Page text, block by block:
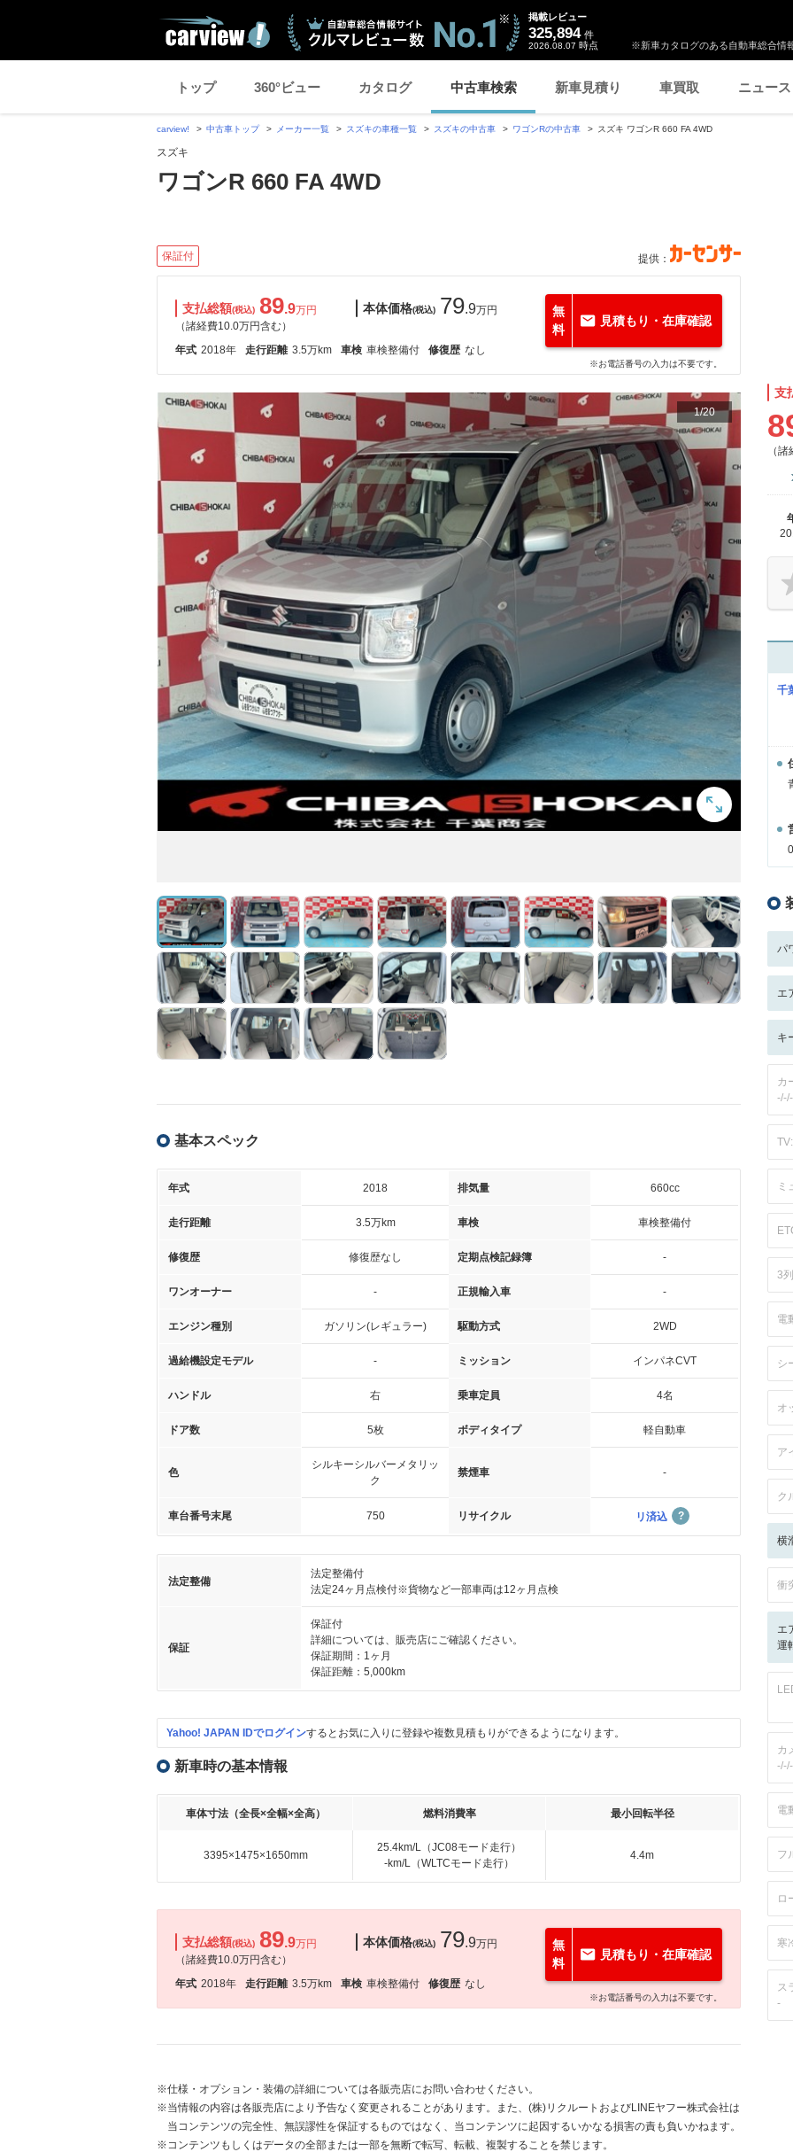
※新車カタログのある自動車総合情
掲載レビュー
325,894 件
2026.08.07 時点
トップ 360°ビュー カタログ 中古車検索 新車見積り 車買取 ニュース
carview! 中古車トップ メーカー一覧 スズキの車種一覧 スズキの中古車 ワゴンRの中古車 スズキ ワゴンR 660 FA 4WD
スズキ
ワゴンR 660 FA 4WD
保証付 提供：
支払総額(税込) 89.9万円
（諸経費10.0万円含む）
本体価格(税込) 79.9万円
年式 2018年 走行距離 3.5万km 車検 車検整備付 修復歴 なし
無
料
見積もり・在庫確認
※お電話番号の入力は不要です。
1/20
基本スペック
年式 2018 排気量 660cc
走行距離 3.5万km 車検 車検整備付
修復歴 修復歴なし 定期点検記録簿 -
ワンオーナー - 正規輸入車 -
エンジン種別 ガソリン(レギュラー) 駆動方式 2WD
過給機設定モデル - ミッション インパネCVT
ハンドル 右 乗車定員 4名
ドア数 5枚 ボディタイプ 軽自動車
色
シルキーシルバーメタリッ
ク
禁煙車 -
車台番号末尾 750 リサイクル リ済込
法定整備
法定整備付
法定24ヶ月点検付※貨物など一部車両は12ヶ月点検
保証
保証付
詳細については、販売店にご確認ください。
保証期間：1ヶ月
保証距離：5,000km
Yahoo! JAPAN IDでログインするとお気に入りに登録や複数見積もりができるようになります。
新車時の基本情報
車体寸法（全長×全幅×全高） 燃料消費率 最小回転半径
3395×1475×1650mm
25.4km/L（JC08モード走行）
-km/L（WLTCモード走行）
4.4m
支払総額(税込) 89.9万円
（諸経費10.0万円含む）
本体価格(税込) 79.9万円
年式 2018年 走行距離 3.5万km 車検 車検整備付 修復歴 なし
無
料
見積もり・在庫確認
※お電話番号の入力は不要です。
※仕様・オプション・装備の詳細については各販売店にお問い合わせください。
※当情報の内容は各販売店により予告なく変更されることがあります。また、(株)リクルートおよびLINEヤフー株式会社は
当コンテンツの完全性、無誤謬性を保証するものではなく、当コンテンツに起因するいかなる損害の責も負いかねます。
※コンテンツもしくはデータの全部または一部を無断で転写、転載、複製することを禁じます。
支
（
千
パ
エ
キ
カ
ミ
3
電
シ
オ
ア
ク
横
衝
エ
運
カ
電
フ
ロ
寒
ス
-